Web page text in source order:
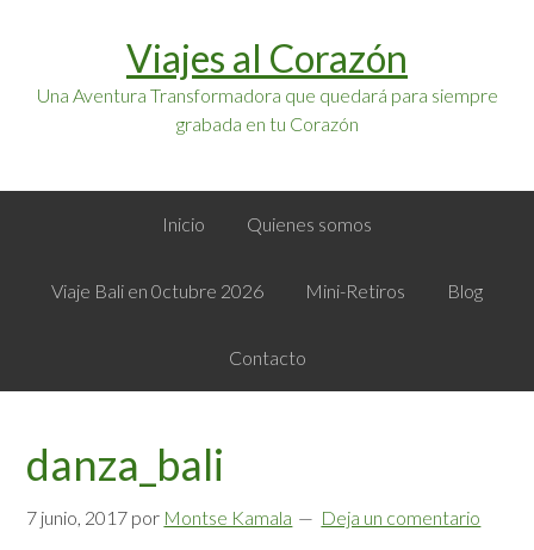
contenido
Viajes al Corazón
Una Aventura Transformadora que quedará para siempre
grabada en tu Corazón
Inicio Quienes somos
Viaje Bali en 0ctubre 2026 Mini-Retiros Blog
Contacto
danza_bali
7 junio, 2017 por Montse Kamala Deja un comentario